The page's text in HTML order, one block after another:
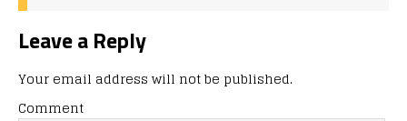
Leave a Reply
Your email address will not be published.
Comment